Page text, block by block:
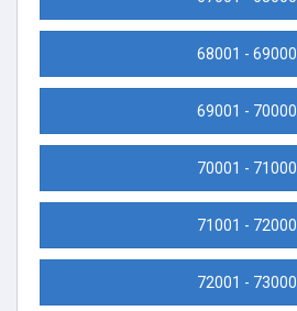
68001 - 69000
69001 - 70000
70001 - 71000
71001 - 72000
72001 - 73000